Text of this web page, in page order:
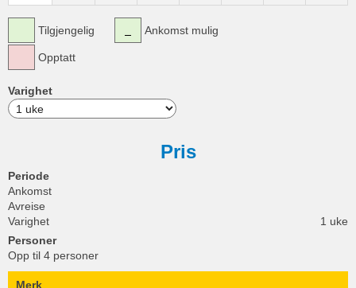
Tilgjengelig
Opptatt
Ankomst mulig
Varighet
Pris
Periode
Ankomst
Avreise
Varighet
1 uke
Personer
Opp til 4 personer
Merk